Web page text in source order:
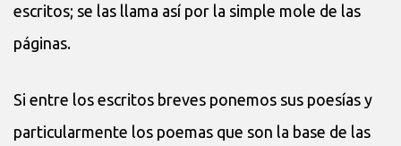
escritos; se las llama así por la simple mole de las
páginas.
Si entre los escritos breves ponemos sus poesías y
particularmente los poemas que son la base de las